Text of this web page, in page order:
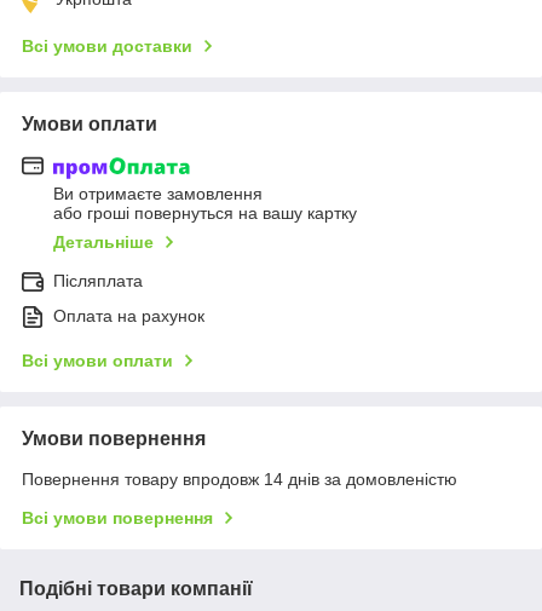
Всі умови доставки
Умови оплати
Ви отримаєте замовлення
або гроші повернуться на вашу картку
Детальніше
Післяплата
Оплата на рахунок
Всі умови оплати
Умови повернення
Повернення товару впродовж 14 днів за домовленістю
Всі умови повернення
Подібні товари компанії